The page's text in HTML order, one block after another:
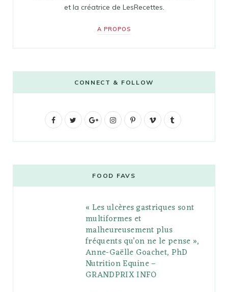
et la créatrice de LesRecettes.
A PROPOS
CONNECT & FOLLOW
F
b
t
G
g
l
e
P
l
s
I
t
a
g
r
a
P
e
r
e
s
V
o
l
r
FOOD FAVS
« Les ulcères gastriques sont
multiformes et
malheureusement plus
fréquents qu’on ne le pense »,
Anne-Gaëlle Goachet, PhD
Nutrition Equine –
GRANDPRIX INFO